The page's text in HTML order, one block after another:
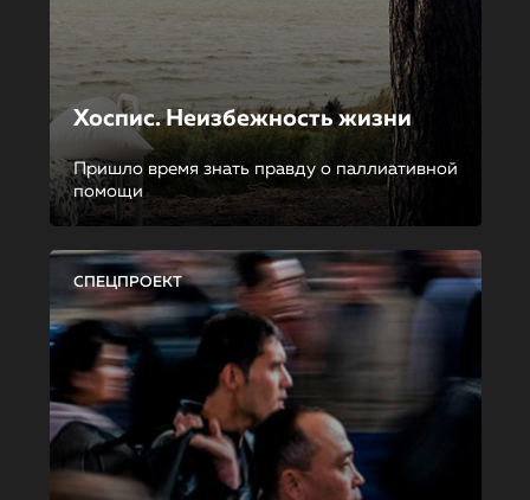
Хоспис. Неизбежность жизни
Пришло время знать правду о паллиативной
помощи
СПЕЦПРОЕКТ